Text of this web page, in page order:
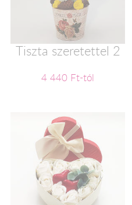
Tiszta szeretettel 2
4 440 Ft-tól